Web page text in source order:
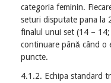
categoria feminin.
seturi disputate pana la
finalul unui set (14 –
continuare până când o
puncte.
4.1.2. Echipa standard